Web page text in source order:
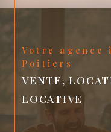
Votre agence immobilière à
Poitiers
VENTE,
LOCATIVE